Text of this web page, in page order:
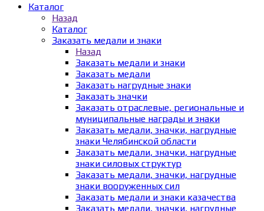
Каталог
Назад
Каталог
Заказать медали и знаки
Назад
Заказать медали и знаки
Заказать медали
Заказать нагрудные знаки
Заказать значки
Заказать отраслевые, региональные и
муниципальные награды и знаки
Заказать медали, значки, нагрудные
знаки Челябинской области
Заказать медали, значки, нагрудные
знаки силовых структур
Заказать медали, значки, нагрудные
знаки вооруженных сил
Заказать медали и знаки казачества
Заказать медали, значки, нагрудные